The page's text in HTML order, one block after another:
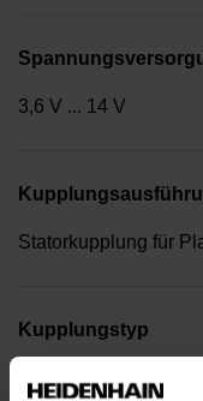
3,6 V ... 14 V
Statorkupplung für
Kupplungstyp
14